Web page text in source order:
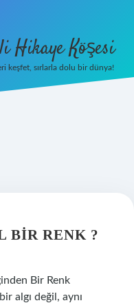
Hikaye Köşesi
keşfet, sırlarla dolu bir dünya!
BIR RENK ?
Bir Renk
algı değil, aynı